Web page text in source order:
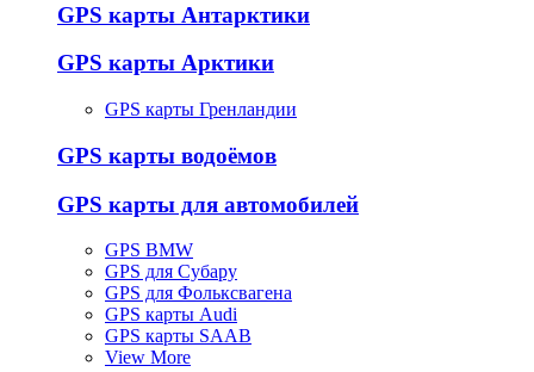
GPS карты Антарктики
GPS карты Арктики
GPS карты Гренландии
GPS карты водоёмов
GPS карты для автомобилей
GPS BMW
GPS для Субару
GPS для Фольксвагена
GPS карты Audi
GPS карты SAAB
View More